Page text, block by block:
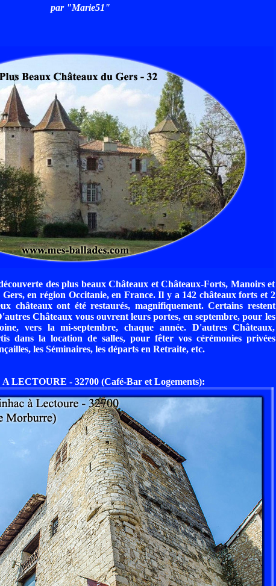
par "Marie51"
des plus beaux Châteaux et Châteaux-Forts, Manoirs et
en région Occitanie, en France. Il y a 142 châteaux forts et 2
châteaux ont été restaurés, magnifiquement. Certains restent
Châteaux vous ouvrent leurs portes, en septembre, pour les
vers la mi-septembre, chaque année. D'autres Châteaux,
dans la location de salles, pour fêter vos cérémonies privées
les Séminaires, les départs en Retraite, etc.
LECTOURE - 32700 (Café-Bar et Logements):